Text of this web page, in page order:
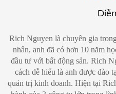
Rich Nguyen là chuyên gia
nhân, anh đã có hơn 10 năm
đầu tư với bất động sản. Rich
cách dễ hiểu là anh được đào
quản trị kinh doanh. Hiện tại